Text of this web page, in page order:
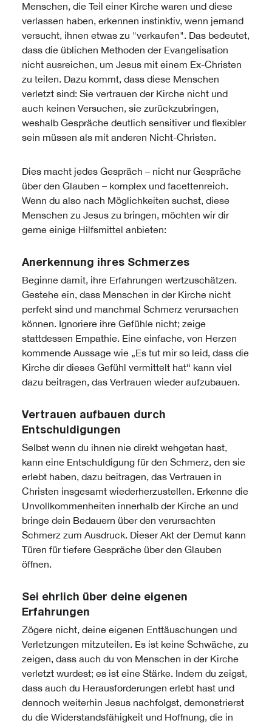
Menschen, die Teil einer Kirche waren und diese
verlassen haben, erkennen instinktiv, wenn jemand
versucht, ihnen etwas zu "verkaufen". Das bedeutet,
dass die üblichen Methoden der Evangelisation
nicht ausreichen, um Jesus mit einem Ex-Christen
zu teilen. Dazu kommt, dass diese Menschen
verletzt sind: Sie vertrauen der Kirche nicht und
auch keinen Versuchen, sie zurückzubringen,
weshalb Gespräche deutlich sensitiver und flexibler
sein müssen als mit anderen Nicht-Christen.
Dies macht jedes Gespräch – nicht nur Gespräche
über den Glauben – komplex und facettenreich.
Wenn du also nach Möglichkeiten suchst, diese
Menschen zu Jesus zu bringen, möchten wir dir
gerne einige Hilfsmittel anbieten:
Anerkennung ihres Schmerzes
Beginne damit, ihre Erfahrungen wertzuschätzen.
Gestehe ein, dass Menschen in der Kirche nicht
perfekt sind und manchmal Schmerz verursachen
können. Ignoriere ihre Gefühle nicht; zeige
stattdessen Empathie. Eine einfache, von Herzen
kommende Aussage wie „Es tut mir so leid, dass die
Kirche dir dieses Gefühl vermittelt hat“ kann viel
dazu beitragen, das Vertrauen wieder aufzubauen.
Vertrauen aufbauen durch
Entschuldigungen
Selbst wenn du ihnen nie direkt wehgetan hast,
kann eine Entschuldigung für den Schmerz, den sie
erlebt haben, dazu beitragen, das Vertrauen in
Christen insgesamt wiederherzustellen. Erkenne die
Unvollkommenheiten innerhalb der Kirche an und
bringe dein Bedauern über den verursachten
Schmerz zum Ausdruck. Dieser Akt der Demut kann
Türen für tiefere Gespräche über den Glauben
öffnen.
Sei ehrlich über deine eigenen
Erfahrungen
Zögere nicht, deine eigenen Enttäuschungen und
Verletzungen mitzuteilen. Es ist keine Schwäche, zu
zeigen, dass auch du von Menschen in der Kirche
verletzt wurdest; es ist eine Stärke. Indem du zeigst,
dass auch du Herausforderungen erlebt hast und
dennoch weiterhin Jesus nachfolgst, demonstrierst
du die Widerstandsfähigkeit und Hoffnung, die in